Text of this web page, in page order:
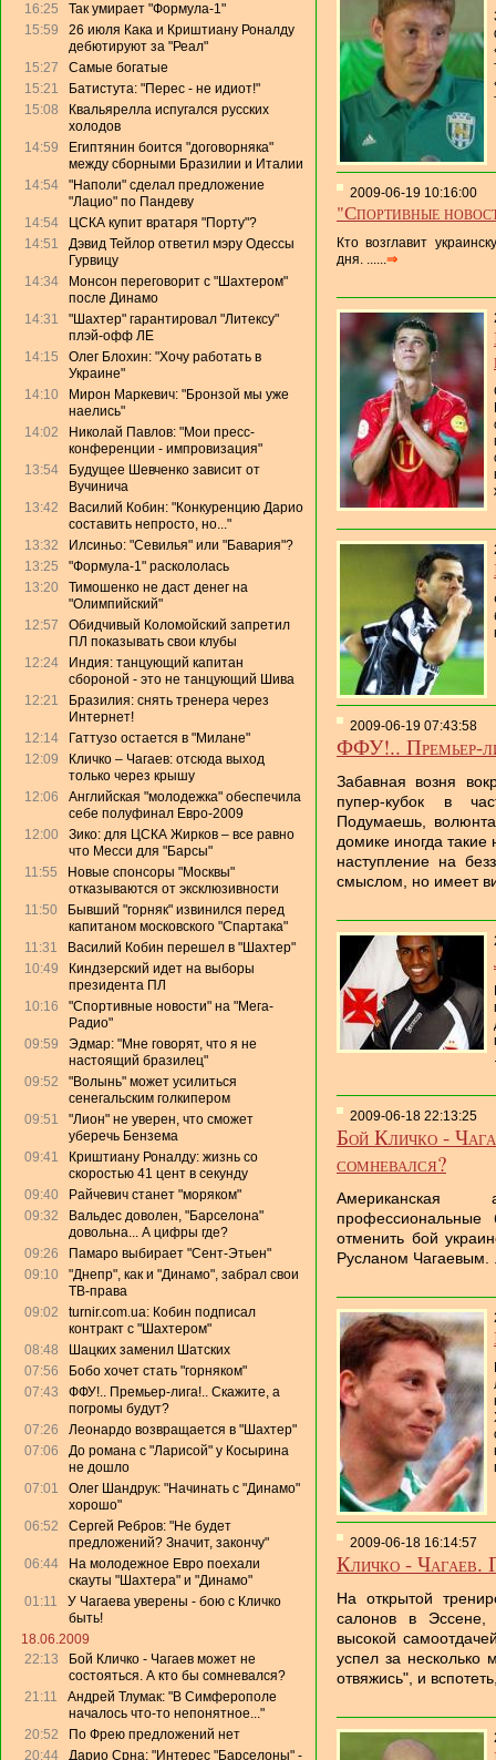
16:25
Так умирает "Формула-1"
15:59
26 июля Кака и Криштиану Роналду
дебютируют за "Реал"
15:27
Самые богатые
15:21
Батистута: "Перес - не идиот!"
15:08
Квальярелла испугался русских
холодов
14:59
Египтянин боится "договорняка"
между сборными Бразилии и Италии
14:54
"Наполи" сделал предложение
"Лацио" по Пандеву
14:54
ЦСКА купит вратаря "Порту"?
14:51
Дэвид Тейлор ответил мэру Одессы
Гурвицу
14:34
Монсон переговорит с "Шахтером"
после Динамо
14:31
"Шахтер" гарантировал "Литексу"
плэй-офф ЛЕ
14:15
Олег Блохин: "Хочу работать в
Украине"
14:10
Мирон Маркевич: "Бронзой мы уже
наелись"
14:02
Николай Павлов: "Мои пресс-
конференции - импровизация"
13:54
Будущее Шевченко зависит от
Вучинича
13:42
Василий Кобин: "Конкуренцию Дарио
составить непросто, но..."
13:32
Илсиньо: "Севилья" или "Бавария"?
13:25
"Формула-1" раскололась
13:20
Тимошенко не даст денег на
"Олимпийский"
12:57
Обидчивый Коломойский запретил
ПЛ показывать свои клубы
12:24
Индия: танцующий капитан
сбороной - это не танцующий Шива
12:21
Бразилия: снять тренера через
Интернет!
12:14
Гаттузо остается в "Милане"
12:09
Кличко – Чагаев: отсюда выход
только через крышу
12:06
Английская "молодежка" обеспечила
себе полуфинал Евро-2009
12:00
Зико: для ЦСКА Жирков – все равно
что Месси для "Барсы"
11:55
Новые спонсоры "Москвы"
отказываются от эксклюзивности
11:50
Бывший "горняк" извинился перед
капитаном московского "Спартака"
11:31
Василий Кобин перешел в "Шахтер"
10:49
Киндзерский идет на выборы
президента ПЛ
10:16
"Спортивные новости" на "Мега-
Радио"
09:59
Эдмар: "Мне говорят, что я не
настоящий бразилец"
09:52
"Волынь" может усилиться
сенегальским голкипером
09:51
"Лион" не уверен, что сможет
уберечь Бензема
09:41
Криштиану Роналду: жизнь со
скоростью 41 цент в секунду
09:40
Райчевич станет "моряком"
09:32
Вальдес доволен, "Барселона"
довольна... А цифры где?
09:26
Памаро выбирает "Сент-Этьен"
09:10
"Днепр", как и "Динамо", забрал свои
ТВ-права
09:02
turnir.com.ua: Кобин подписал
контракт с "Шахтером"
08:48
Шацких заменил Шатских
07:56
Бобо хочет стать "горняком"
07:43
ФФУ!.. Премьер-лига!.. Скажите, а
погромы будут?
07:26
Леонардо возвращается в "Шахтер"
07:06
До романа с "Ларисой" у Косырина
не дошло
07:01
Олег Шандрук: "Начинать с "Динамо"
хорошо"
06:52
Сергей Ребров: "Не будет
предложений? Значит, закончу"
06:44
На молодежное Евро поехали
скауты "Шахтера" и "Динамо"
01:11
У Чагаева уверены - бою с Кличко
быть!
18.06.2009
22:13
Бой Кличко - Чагаев может не
состояться. А кто бы сомневался?
21:11
Андрей Тлумак: "В Симферополе
началось что-то непонятное..."
20:52
По Фрею предложений нет
20:44
Дарио Срна: "Интерес "Барселоны" -
2009-06-19 10:16:00
"Спортивные
Кто возглавит
дня. ......⇒
2009-06-19 07:43:58
ФФУ!.. Премьер-
Забавная возня
пупер-кубок в
Подумаешь,
домике иногда
наступление на
смыслом, но имеет
2009-06-18 22:13:25
Бой Кличко -
сомневался?
Американская
профессиональные
отменить бой
Русланом Чагаевым.
2009-06-18 16:14:57
Кличко - Чагаев.
На открытой
салонов в Эссене,
высокой
успел за несколько
отвяжись", и